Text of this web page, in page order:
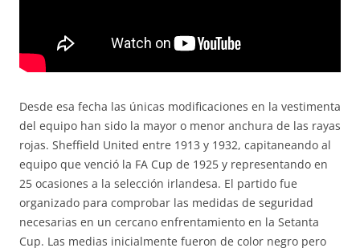
Desde esa fecha las únicas modificaciones en la vestimenta
del equipo han sido la mayor o menor anchura de las rayas
rojas. Sheffield United entre 1913 y 1932, capitaneando al
equipo que venció la FA Cup de 1925 y representando en
25 ocasiones a la selección irlandesa. El partido fue
organizado para comprobar las medidas de seguridad
necesarias en un cercano enfrentamiento en la Setanta
Cup. Las medias inicialmente fueron de color negro pero